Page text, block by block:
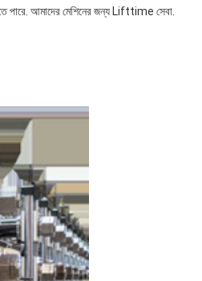
পারে. আমাদের মেশিনের জন্য Lifttime সেবা.